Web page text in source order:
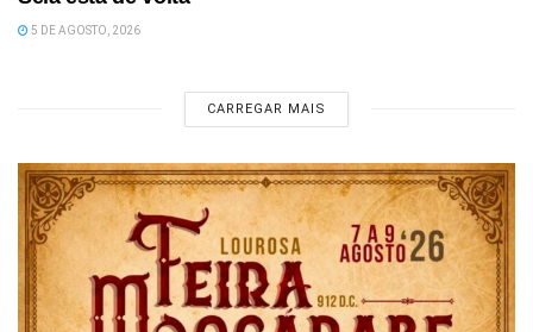
5 DE AGOSTO, 2026
CARREGAR MAIS